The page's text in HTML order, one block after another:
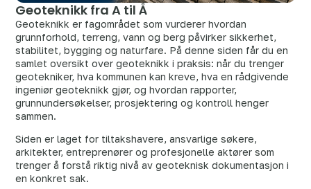
Geoteknikk fra A til Å
Geoteknikk er fagområdet som vurderer hvordan
grunnforhold, terreng, vann og berg påvirker sikkerhet,
stabilitet, bygging og naturfare. På denne siden får du en
samlet oversikt over geoteknikk i praksis: når du trenger
geotekniker, hva kommunen kan kreve, hva en rådgivende
ingeniør geoteknikk gjør, og hvordan rapporter,
grunnundersøkelser, prosjektering og kontroll henger
sammen.
Siden er laget for tiltakshavere, ansvarlige søkere,
arkitekter, entreprenører og profesjonelle aktører som
trenger å forstå riktig nivå av geoteknisk dokumentasjon i
en konkret sak.